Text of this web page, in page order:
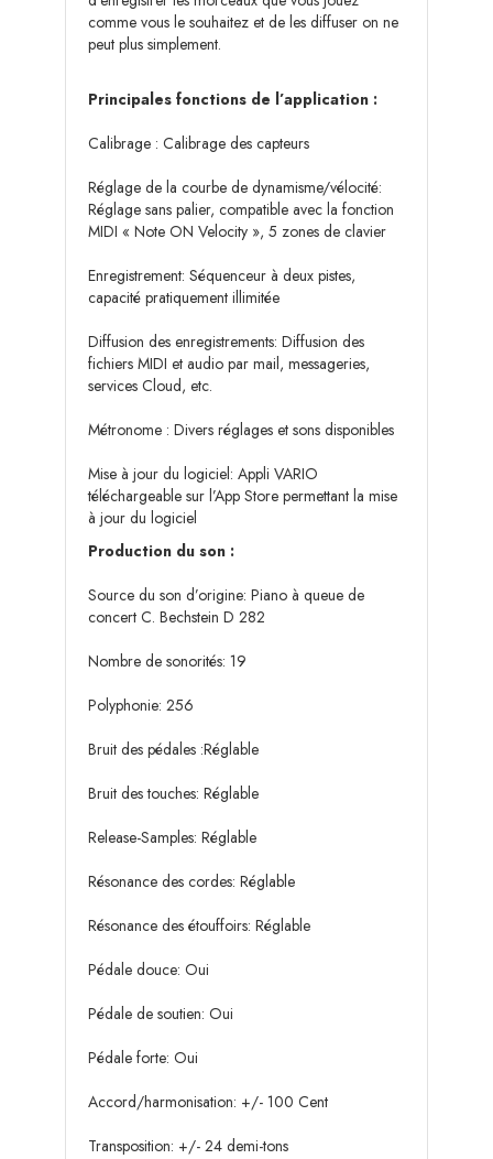
comme vous le souhaitez et de les diffuser on ne
peut plus simplement.
Principales fonctions de l’application :
Calibrage : Calibrage des capteurs
Réglage de la courbe de dynamisme/vélocité:
Réglage sans palier, compatible avec la fonction
MIDI « Note ON Velocity », 5 zones de clavier
Enregistrement: Séquenceur à deux pistes,
capacité pratiquement illimitée
Diffusion des enregistrements: Diffusion des
fichiers MIDI et audio par mail, messageries,
services Cloud, etc.
Métronome : Divers réglages et sons disponibles
Mise à jour du logiciel: Appli VARIO
téléchargeable sur l’App Store permettant la mise
à jour du logiciel
Production du son :
Source du son d’origine: Piano à queue de
concert C. Bechstein D 282
Nombre de sonorités: 19
Polyphonie: 256
Bruit des pédales :Réglable
Bruit des touches: Réglable
Release-Samples: Réglable
Résonance des cordes: Réglable
Résonance des étouffoirs: Réglable
Pédale douce: Oui
Pédale de soutien: Oui
Pédale forte: Oui
Accord/harmonisation: +/- 100 Cent
Transposition: +/- 24 demi-tons